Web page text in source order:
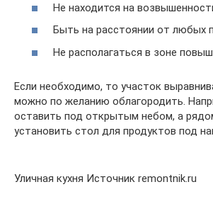
Не находится на
Быть на расстоянии от любых
Не располагаться в зоне
Если необходимо, то участок
можно по желанию облагородить.
оставить под открытым небом, а
установить стол для продуктов под
Уличная кухня Источник remontnik.ru